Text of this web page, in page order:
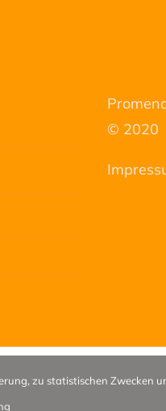
© 2020
zu statistischen Zwecken